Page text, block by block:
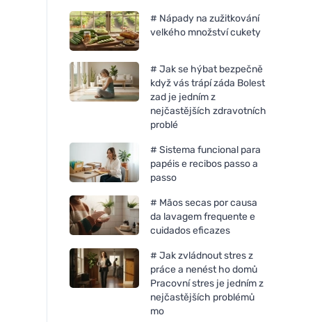
# Nápady na zužitkování
velkého množství cukety
# Jak se hýbat bezpečně
když vás trápí záda Bolest
zad je jedním z
nejčastějších zdravotních
problé
# Sistema funcional para
papéis e recibos passo a
passo
# Mãos secas por causa
da lavagem frequente e
cuidados eficazes
# Jak zvládnout stres z
práce a nenést ho domů
Pracovní stres je jedním z
nejčastějších problémů
mo